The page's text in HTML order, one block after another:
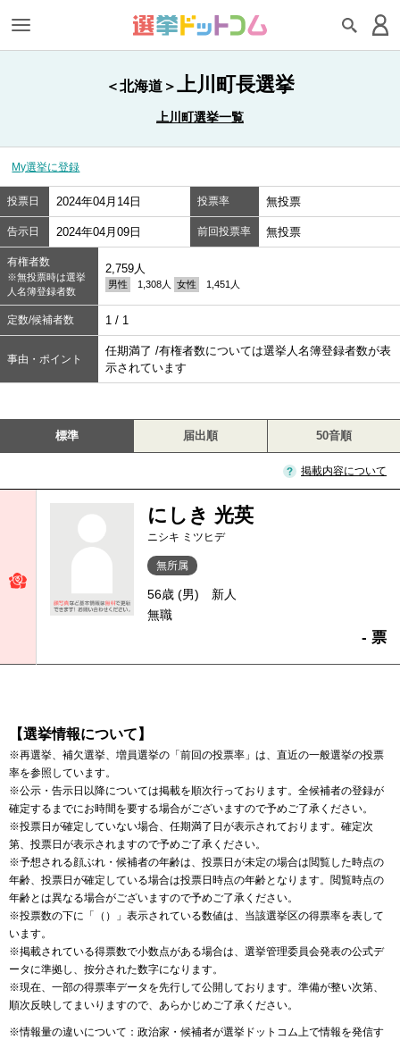
＜北海道＞上川町長選挙
上川町選挙一覧
My選挙に登録
投票日 2024年04月14日 投票率 無投票
告示日 2024年04月09日 前回投票率 無投票
有権者数
※無投票時は選挙
人名簿登録者数
2,759人
男性 1,308人 女性 1,451人
定数/候補者数 1 / 1
事由・ポイント
任期満了 /有権者数については選挙人名簿登録者数が表
示されています
標準 届出順 50音順
掲載内容について
にしき 光英
ニシキ ミツヒデ
無所属
56歳 (男)
新人
無職
- 票
【選挙情報について】
※再選挙、補欠選挙、増員選挙の「前回の投票率」は、直近の一般選挙の投票
率を参照しています。
※公示・告示日以降については掲載を順次行っております。全候補者の登録が
確定するまでにお時間を要する場合がございますので予めご了承ください。
※投票日が確定していない場合、任期満了日が表示されております。確定次
第、投票日が表示されますので予めご了承ください。
※予想される顔ぶれ・候補者の年齢は、投票日が未定の場合は閲覧した時点の
年齢、投票日が確定している場合は投票日時点の年齢となります。閲覧時点の
年齢とは異なる場合がございますので予めご了承ください。
※投票数の下に「（）」表示されている数値は、当該選挙区の得票率を表して
います。
※掲載されている得票数で小数点がある場合は、選挙管理委員会発表の公式デ
ータに準拠し、按分された数字になります。
※現在、一部の得票率データを先行して公開しております。準備が整い次第、
順次反映してまいりますので、あらかじめご了承ください。
※情報量の違いについて：政治家・候補者が選挙ドットコム上で情報を発信す